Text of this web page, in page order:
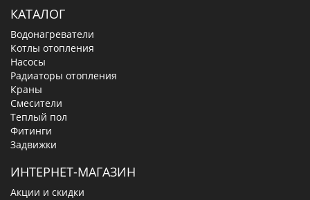
КАТАЛОГ
Водонагреватели
Котлы отопления
Насосы
Радиаторы отопления
Краны
Смесители
Теплый пол
Фитинги
Задвижки
ИНТЕРНЕТ-МАГАЗИН
Акции и скидки